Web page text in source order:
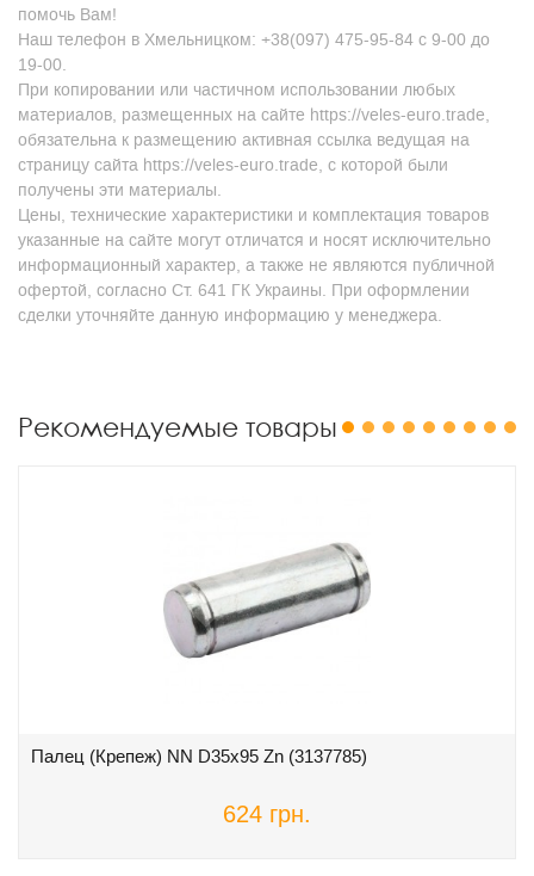
помочь Вам!
Наш телефон в Хмельницком: +38(097) 475-95-84 с 9-00 до
19-00.
При копировании или частичном использовании любых
материалов, размещенных на сайте https://veles-euro.trade,
обязательна к размещению активная ссылка ведущая на
страницу сайта https://veles-euro.trade, с которой были
получены эти материалы.
Цены, технические характеристики и комплектация товаров
указанные на сайте могут отличатся и носят исключительно
информационный характер, а также не являются публичной
офертой, согласно Ст. 641 ГК Украины. При оформлении
сделки уточняйте данную информацию у менеджера.
Рекомендуемые товары
Палец (Крепеж) NN D35x95 Zn (3137785)
624 грн.
1 2 3 4 5 6 7 8 9